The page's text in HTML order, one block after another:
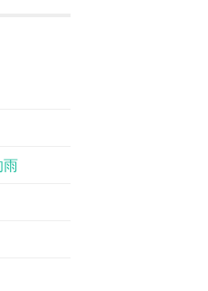
雨